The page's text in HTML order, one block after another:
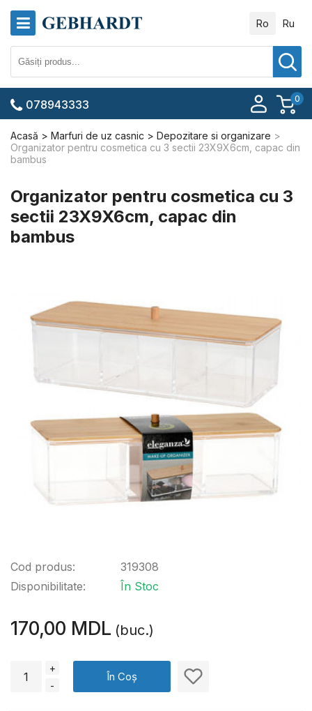
Ro Ru
0
078943333
Acasă Marfuri de uz casnic
Depozitare si organizare
Organizator pentru cosmetica cu 3 sectii 23X9X6cm, capac din
bambus
Organizator pentru cosmetica cu 3
sectii 23X9X6cm, capac din
bambus
Cod produs:
Disponibilitate:
319308
În Stoc
170,00 MDL (buc.)
+
-
În Coș